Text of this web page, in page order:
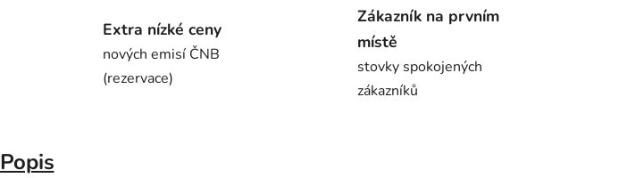
Extra nízké ceny
nových emisí ČNB
(rezervace)
Zákazník na prvním
místě
stovky spokojených
zákazníků
Popis